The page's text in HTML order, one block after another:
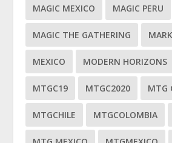
MAGIC MEXICO MAGIC PERU
MAGIC THE GATHERING
MEXICO MODERN HORIZONS
MTGC19 MTGC2020 MTG
MTGCHILE MTGCOLOMBIA